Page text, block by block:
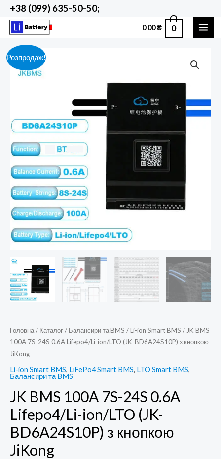
Перейти
вмісту
+38 (099) 635-50-50;
0,00₴ 0
Розпродаж!
Головна/ Каталог/ Балансири та BMS /Li-ion Smart BMS / JK BMS
100A 7S-24S 0.6A Lifepo4/Li-ion/LTO (JK-BD6A24S10P) з кнопкою
JiKong
Li-ion Smart BMS, LiFePo4 Smart BMS, LTO Smart BMS,
Балансири та BMS
JK BMS 100A 7S-24S 0.6A
Lifepo4/Li-ion/LTO (JK-
BD6A24S10P) з кнопкою
JiKong